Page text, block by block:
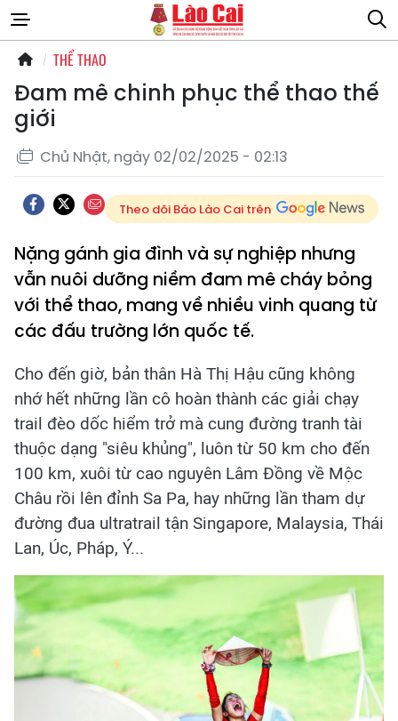
THỂ THAO
Đam mê chinh phục thể thao thế
giới
Chủ Nhật, ngày 02/02/2025 - 02:13
Theo dõi Báo Lào Cai trên
Nặng gánh gia đình và sự nghiệp nhưng
vẫn nuôi dưỡng niềm đam mê cháy bỏng
với thể thao, mang về nhiều vinh quang từ
các đấu trường lớn quốc tế.
Cho đến giờ, bản thân Hà Thị Hậu cũng không
nhớ hết những lần cô hoàn thành các giải chạy
trail đèo dốc hiểm trở mà cung đường tranh tài
thuộc dạng "siêu khủng", luôn từ 50 km cho đến
100 km, xuôi từ cao nguyên Lâm Đồng về Mộc
Châu rồi lên đỉnh Sa Pa, hay những lần tham dự
đường đua ultratrail tận Singapore, Malaysia, Thái
Lan, Úc, Pháp, Ý...